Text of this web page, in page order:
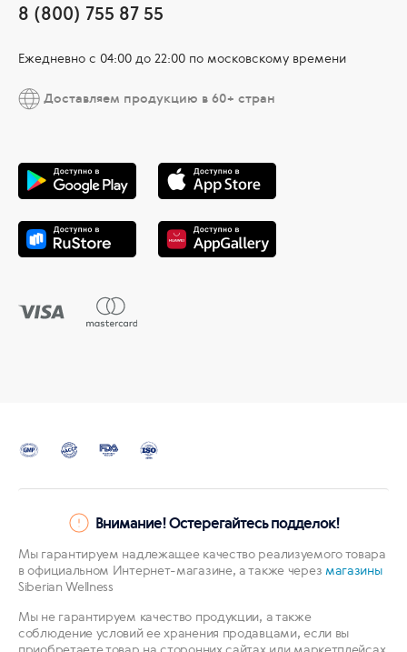
8 (800) 755 87 55
Ежедневно c 04:00 до 22:00 по московскому времени
Доставляем продукцию в 60+ стран
Внимание! Остерегайтесь подделок!
Мы гарантируем надлежащее качество реализуемого товара
в официальном Интернет-магазине, а также через магазины
Siberian Wellness
Мы не гарантируем качество продукции, а также
соблюдение условий ее хранения продавцами, если вы